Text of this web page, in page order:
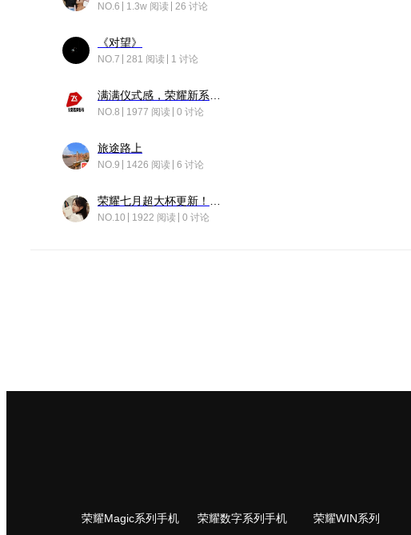
NO.6 1.3w 阅读 26 讨论
《对望》
NO.7 281 阅读 1 讨论
NO.8 1977 阅读 0 讨论
旅途路上
NO.9 1426 阅读 6 讨论
NO.10 1922 阅读 0 讨论
荣耀Magic系列手机 荣耀数字系列手机 荣耀WIN系列